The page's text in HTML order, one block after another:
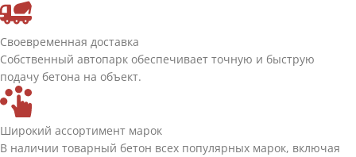
Своевременная доставка
Собственный автопарк обеспечивает точную и быструю
подачу бетона на объект.
Широкий ассортимент марок
В наличии товарный бетон всех популярных марок, включая